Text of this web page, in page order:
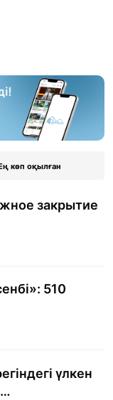
көп оқылған
закрытие
510
үлкен